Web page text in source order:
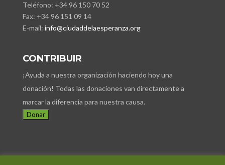
Teléfono: +34 96 150 70 52
Fax: +34 96 151 09 14
E-mail: info@ciudaddelaesperanza.org
CONTRIBUIR
¡Ayuda a nuestra organización haciendo hoy una
donación! Todas las donaciones van directamente a
marcar la diferencia para nuestra causa.
Donar